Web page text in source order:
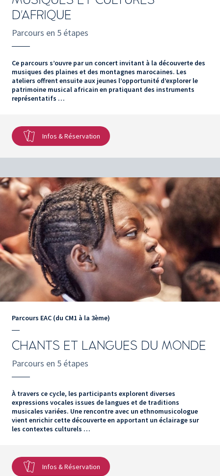
D'AFRIQUE
Parcours en 5 étapes
Ce parcours s’ouvre par un concert invitant à la découverte des
musiques des plaines et des montagnes marocaines. Les
ateliers offrent ensuite aux jeunes l’opportunité d’explorer le
patrimoine musical africain en pratiquant des instruments
représentatifs …
Infos & Réservation
Parcours EAC (du CM1 à la 3ème)
CHANTS ET LANGUES DU MONDE
Parcours en 5 étapes
À travers ce cycle, les participants explorent diverses
expressions vocales issues de langues et de traditions
musicales variées. Une rencontre avec un ethnomusicologue
vient enrichir cette découverte en apportant un éclairage sur
les contextes culturels …
Infos & Réservation